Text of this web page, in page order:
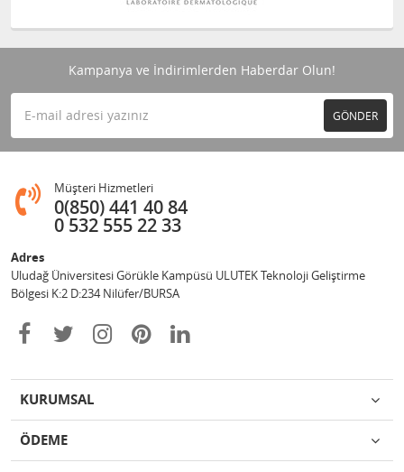
Kampanya ve İndirimlerden Haberdar Olun!
GÖNDER
Müşteri Hizmetleri
0(850) 441 40 84
0 532 555 22 33
Adres
Uludağ Üniversitesi Görükle Kampüsü ULUTEK Teknoloji Geliştirme
Bölgesi K:2 D:234 Nilüfer/BURSA
KURUMSAL
ÖDEME